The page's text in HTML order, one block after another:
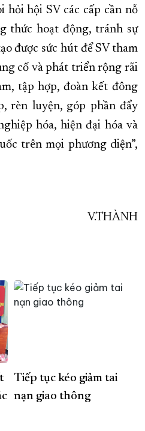
hỏi hội SV các cấp cần nỗ
thức hoạt động, tránh sự
được sức hút để SV tham
cố và phát triển rộng rãi
tập hợp, đoàn kết đông
rèn luyện, góp phần đẩy
hóa, hiện đại hóa và
trên mọi phương diện”,
V.THÀNH
Tiếp tục kéo giảm tai
nạn giao thông